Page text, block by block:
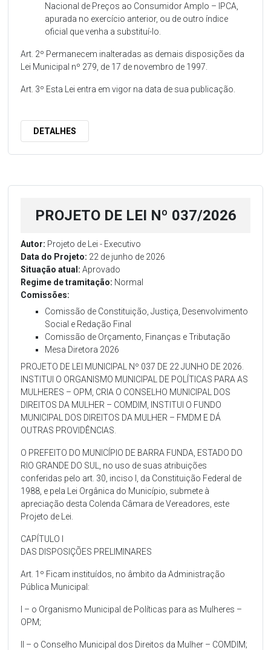
Nacional de Preços ao Consumidor Amplo – IPCA,
apurada no exercício anterior, ou de outro índice
oficial que venha a substituí-lo.
Art. 2º Permanecem inalteradas as demais disposições da
Lei Municipal nº 279, de 17 de novembro de 1997.
Art. 3º Esta Lei entra em vigor na data de sua publicação.
DETALHES
PROJETO DE LEI Nº 037/2026
Autor: Projeto de Lei - Executivo
Data do Projeto: 22 de junho de 2026
Situação atual: Aprovado
Regime de tramitação: Normal
Comissões:
Comissão de Constituição, Justiça, Desenvolvimento
Social e Redação Final
Comissão de Orçamento, Finanças e Tributação
Mesa Diretora 2026
PROJETO DE LEI MUNICIPAL Nº 037 DE 22 JUNHO DE 2026.
INSTITUI O ORGANISMO MUNICIPAL DE POLÍTICAS PARA AS
MULHERES – OPM, CRIA O CONSELHO MUNICIPAL DOS
DIREITOS DA MULHER – COMDIM, INSTITUI O FUNDO
MUNICIPAL DOS DIREITOS DA MULHER – FMDM E DÁ
OUTRAS PROVIDÊNCIAS.
O PREFEITO DO MUNICÍPIO DE BARRA FUNDA, ESTADO DO
RIO GRANDE DO SUL, no uso de suas atribuições
conferidas pelo art. 30, inciso I, da Constituição Federal de
1988, e pela Lei Orgânica do Município, submete à
apreciação desta Colenda Câmara de Vereadores, este
Projeto de Lei.
CAPÍTULO I
DAS DISPOSIÇÕES PRELIMINARES
Art. 1º Ficam instituídos, no âmbito da Administração
Pública Municipal:
I – o Organismo Municipal de Políticas para as Mulheres –
OPM;
II – o Conselho Municipal dos Direitos da Mulher – COMDIM;